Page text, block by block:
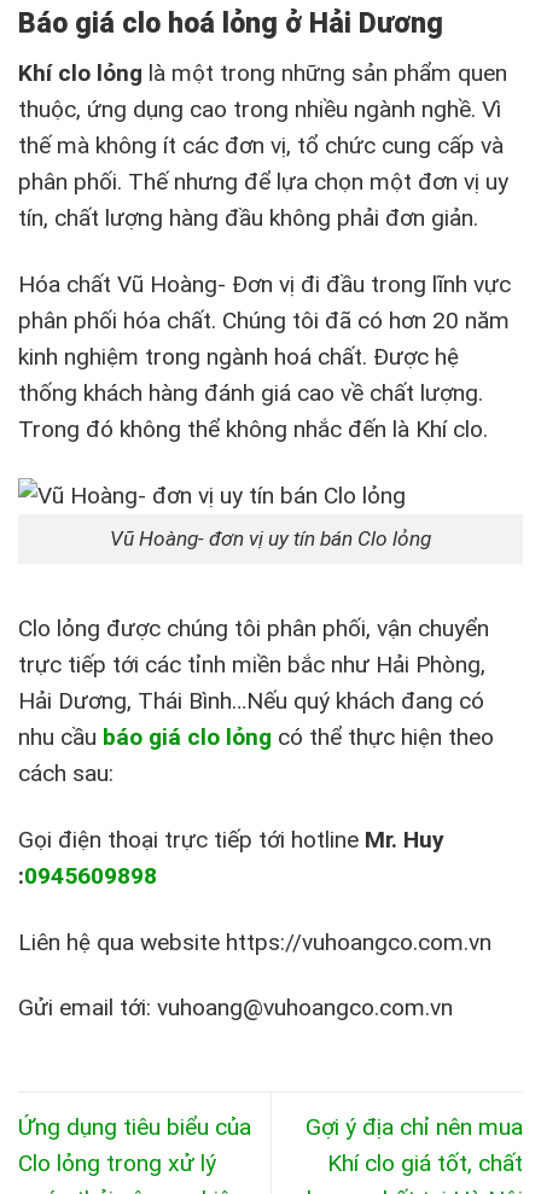
Báo giá clo hoá lỏng ở Hải Dương
Khí clo lỏng là một trong những sản phẩm quen
thuộc, ứng dụng cao trong nhiều ngành nghề. Vì
thế mà không ít các đơn vị, tổ chức cung cấp và
phân phối. Thế nhưng để lựa chọn một đơn vị uy
tín, chất lượng hàng đầu không phải đơn giản.
Hóa chất Vũ Hoàng- Đơn vị đi đầu trong lĩnh vực
phân phối hóa chất. Chúng tôi đã có hơn 20 năm
kinh nghiệm trong ngành hoá chất. Được hệ
thống khách hàng đánh giá cao về chất lượng.
Trong đó không thể không nhắc đến là Khí clo.
Vũ Hoàng- đơn vị uy tín bán Clo lỏng
Clo lỏng được chúng tôi phân phối, vận chuyển
trực tiếp tới các tỉnh miền bắc như Hải Phòng,
Hải Dương, Thái Bình…Nếu quý khách đang có
nhu cầu báo giá clo lỏng có thể thực hiện theo
cách sau:
Gọi điện thoại trực tiếp tới hotline Mr. Huy
:0945609898
Liên hệ qua website https://vuhoangco.com.vn
Gửi email tới: vuhoang@vuhoangco.com.vn
Ứng dụng tiêu biểu của
Clo lỏng trong xử lý
Gợi ý địa chỉ nên mua
Khí clo giá tốt, chất